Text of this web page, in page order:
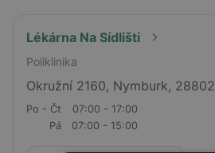
Lékárna Na Sídlišti
Poliklinika
Okružní 2160, Nymburk, 28802
Po - Čt
07:00 - 17:00
Pá
07:00 - 15:00